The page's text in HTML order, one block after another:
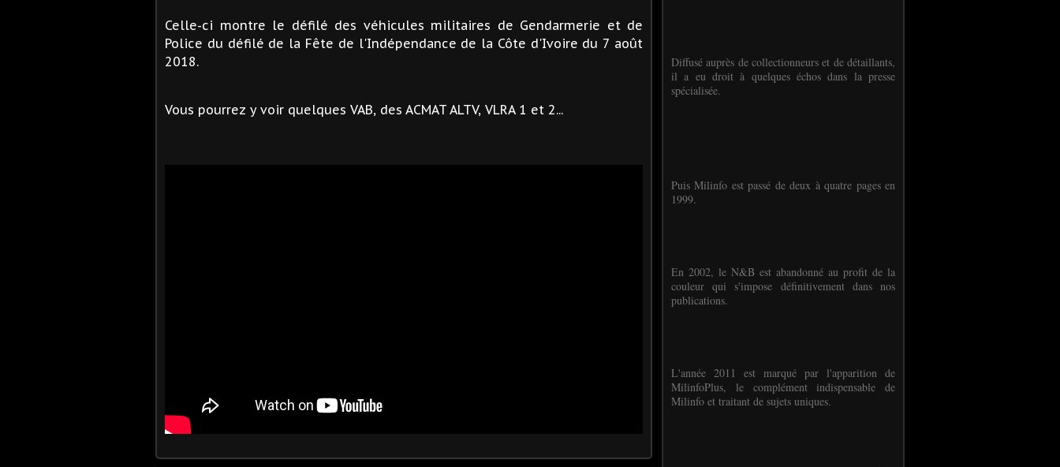
Celle-ci montre le défilé des véhicules militaires de Gendarmerie et de
Police du défilé de la Fête de l'Indépendance de la Côte d'Ivoire du 7 août
2018.
Vous pourrez y voir quelques VAB, des ACMAT ALTV, VLRA 1 et 2...
Diffusé auprès de collectionneurs et de détaillants,
il a eu droit à quelques échos dans la presse
spécialisée.
Puis Milinfo est passé de deux à quatre pages en
1999.
En 2002, le N&B est abandonné au profit de la
couleur qui s'impose définitivement dans nos
publications.
L'année 2011 est marqué par l'apparition de
MilinfoPlus, le complément indispensable de
Milinfo et traitant de sujets uniques.